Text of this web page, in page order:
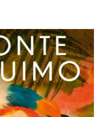
unser Kampf gegen